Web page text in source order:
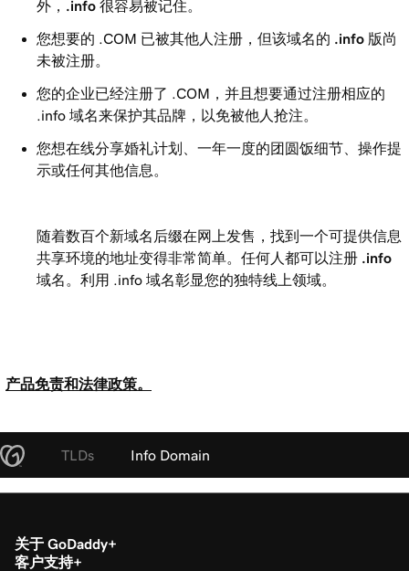
外，
.info 很容易被记住。
您想要的 .COM 已被其他人注册，但该域名的 .info 版尚
未被注册。
您的企业已经注册了 .COM，并且想要通过注册相应的
.info 域名来保护其品牌，以免被他人抢注。
您想在线分享婚礼计划、一年一度的团圆饭细节、操作提
示或任何其他信息。
随着数百个新域名后缀在网上发售，找到一个可提供信息
共享环境的地址变得非常简单。任何人都可以注册 .info
域名。利用 .info 域名彰显您的独特线上领域。
产品免责和法律政策。
TLDs Info Domain
关于 GoDaddy
客户支持